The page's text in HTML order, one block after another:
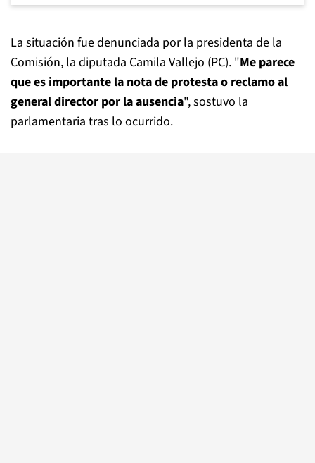
La situación fue denunciada por la presidenta de la
Comisión, la diputada Camila Vallejo (PC). "Me parece
que es importante la nota de protesta o reclamo al
general director por la ausencia", sostuvo la
parlamentaria tras lo ocurrido.